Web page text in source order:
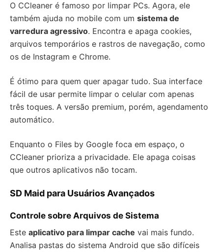
O CCleaner é famoso por limpar PCs. Agora, ele
também ajuda no mobile com um sistema de
varredura agressivo. Encontra e apaga cookies,
arquivos temporários e rastros de navegação, como
os de Instagram e Chrome.
É ótimo para quem quer apagar tudo. Sua interface
fácil de usar permite limpar o celular com apenas
três toques. A versão premium, porém, agendamento
automático.
Enquanto o Files by Google foca em espaço, o
CCleaner prioriza a privacidade. Ele apaga coisas
que outros aplicativos não tocam.
SD Maid para Usuários Avançados
Controle sobre Arquivos de Sistema
Este aplicativo para limpar cache vai mais fundo.
Analisa pastas do sistema Android que são difíceis